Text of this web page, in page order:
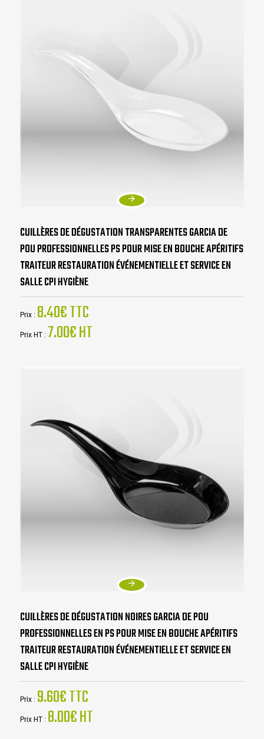
CUILLÈRES DE DÉGUSTATION TRANSPARENTES GARCIA DE
POU PROFESSIONNELLES PS POUR MISE EN BOUCHE APÉRITIFS
TRAITEUR RESTAURATION ÉVÉNEMENTIELLE ET SERVICE EN
SALLE CPI HYGIÈNE
Prix : 8.40€ TTC
Prix HT : 7.00€ HT
CUILLÈRES DE DÉGUSTATION NOIRES GARCIA DE POU
PROFESSIONNELLES EN PS POUR MISE EN BOUCHE APÉRITIFS
TRAITEUR RESTAURATION ÉVÉNEMENTIELLE ET SERVICE EN
SALLE CPI HYGIÈNE
Prix : 9.60€ TTC
Prix HT : 8.00€ HT